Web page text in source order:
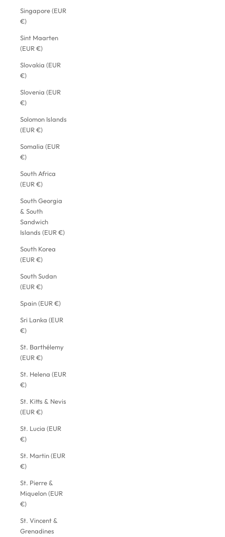
Singapore (EUR
€)
Sint Maarten
(EUR €)
Slovakia (EUR
€)
Slovenia (EUR
€)
Solomon Islands
(EUR €)
Somalia (EUR
€)
South Africa
(EUR €)
South Georgia
& South
Sandwich
Islands (EUR €)
South Korea
(EUR €)
South Sudan
(EUR €)
Spain (EUR €)
Sri Lanka (EUR
€)
St. Barthélemy
(EUR €)
St. Helena (EUR
€)
St. Kitts & Nevis
(EUR €)
St. Lucia (EUR
€)
St. Martin (EUR
€)
St. Pierre &
Miquelon (EUR
€)
St. Vincent &
Grenadines